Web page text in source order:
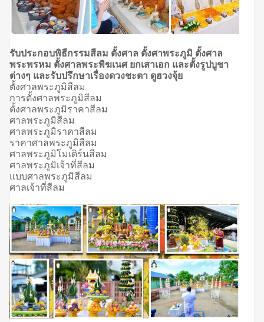
รับประกอบพิธีกรรมสีลม ตั้งศาล ตั้งศาพระภูมิ ตั้งศาล
พระพรหม ตั้งศาลพระพิฆเนศ ยกเสาเอก และตั้งรูปบูชา
ต่างๆ และรับปรึกษาเรื่องดวงชะตา ดูฮวงจุ้ย
ตั้งศาลพระภูมิสีลม
การตั้งศาลพระภูมิสีลม
ตั้งศาลพระภูมิราคาสีลม
ศาลพระภูมิสีลม
ศาลพระภูมิราคาสีลม
ราคาศาลพระภูมิสีลม
ศาลพระภูมิโมเดิร์นสีลม
ศาลพระภูมิเจ้าที่สีลม
แบบศาลพระภูมิสีลม
ศาลเจ้าที่สีลม